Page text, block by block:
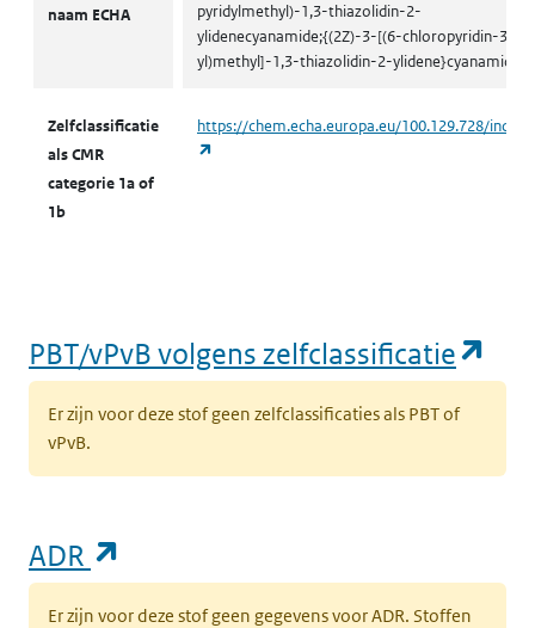
naam ECHA
pyridylmethyl)-1,3-thiazolidin-2-
ylidenecyanamide;{(2Z)-3-[(6-chloropyridin-3-
yl)methyl]-1,3-thiazolidin-2-ylidene}cyanamide
Zelfclassificatie
als CMR
categorie 1a of
1b
https://chem.echa.europa.eu/100.129.728/
PBT/vPvB volgens zelfclassificatie
Er zijn voor deze stof geen zelfclassificaties als PBT of
vPvB.
ADR
Er zijn voor deze stof geen gegevens voor ADR. Stoffen